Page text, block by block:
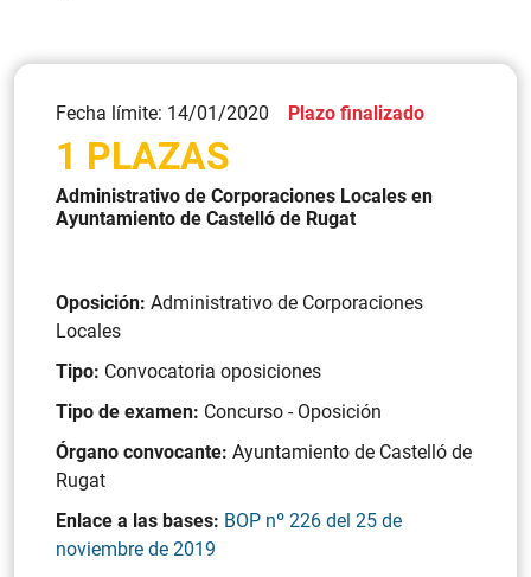
Fecha límite: 14/01/2020 Plazo finalizado
1 PLAZAS
Administrativo de Corporaciones Locales en
Ayuntamiento de Castelló de Rugat
Oposición: Administrativo de Corporaciones
Locales
Tipo: Convocatoria oposiciones
Tipo de examen: Concurso - Oposición
Órgano convocante: Ayuntamiento de Castelló de
Rugat
Enlace a las bases: BOP nº 226 del 25 de
noviembre de 2019